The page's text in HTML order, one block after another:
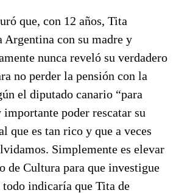
que, con 12 años, Tita
con su madre y
nunca reveló su verdadero
no perder la pensión con la
el diputado canario “para
importante poder rescatar su
que es tan rico y que a veces
Simplemente es elevar
de Cultura para que investigue
todo indicaría que Tita de